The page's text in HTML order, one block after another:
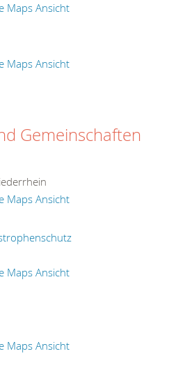
Maps Ansicht
Maps Ansicht
Gemeinschaften
Maps Ansicht
Maps Ansicht
Maps Ansicht